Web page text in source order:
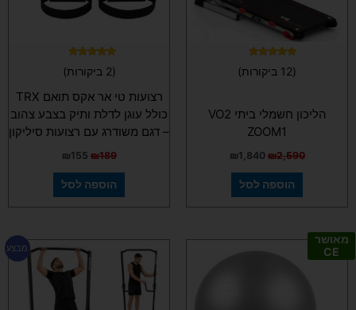
4.83
(12 ביקורות)
הליכון חשמלי ביתי VO2
ZOOM1
₪2,590
₪1,840
הוספה לסל
5.00
(2 ביקורות)
רצועות טי אר אקס תואם TRX
כולל עוגן לדלת ותיק בצבע צהוב
– דגם משודרג עם רצועות סיליקון
₪189
₪155
הוספה לסל
מאושר
CE
מבצע
המקורי
היה:
₪1,290.
המחיר
הנוכחי
הוא:
₪990.